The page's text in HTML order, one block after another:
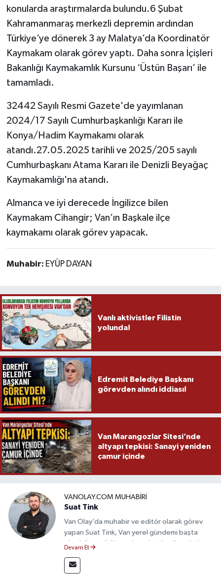
konularda araştırmalarda bulundu.6 Şubat
Kahramanmaraş merkezli depremin ardından
Türkiye’ye dönerek 3 ay Malatya’da Koordinatör
Kaymakam olarak görev yaptı. Daha sonra İçişleri
Bakanlığı Kaymakamlık Kursunu ‘Üstün Başarı’ ile
tamamladı.
32442 Sayılı Resmi Gazete'de yayımlanan
2024/17 Sayılı Cumhurbaşkanlığı Kararı ile
Konya/Hadim Kaymakamı olarak
atandı.27.05.2025 tarihli ve 2025/205 sayılı
Cumhurbaşkanı Atama Kararı ile Denizli Beyağaç
Kaymakamlığı'na atandı.
Almanca ve iyi derecede İngilizce bilen
Kaymakam Cihangir; Van’ın Başkale ilçe
kaymakamı olarak görev yapacak.
Muhabir: EYÜP DAYAN
Vanlı aktivistler Filistin
yolunda!
Edremit Belediye Başkanı
görevden alındı iddiası!
Van Marangozlar Sitesi’nde
altyapı tepkisi: Sanayi yeniden
çamur içinde
VANOLAY.COM MUHABIRI
Suat Tink
Van Olay’da muhabir ve editör olarak görev
yapan Suat Tink, Van yerel gündemi başta
olmak üzere bölgesel ve ulusal gelişmeleri
mezunu olan Tink, sahadan edindiği bilgilerle
doğruluk, tarafsızlık ve etik ilkeler
Devam Et